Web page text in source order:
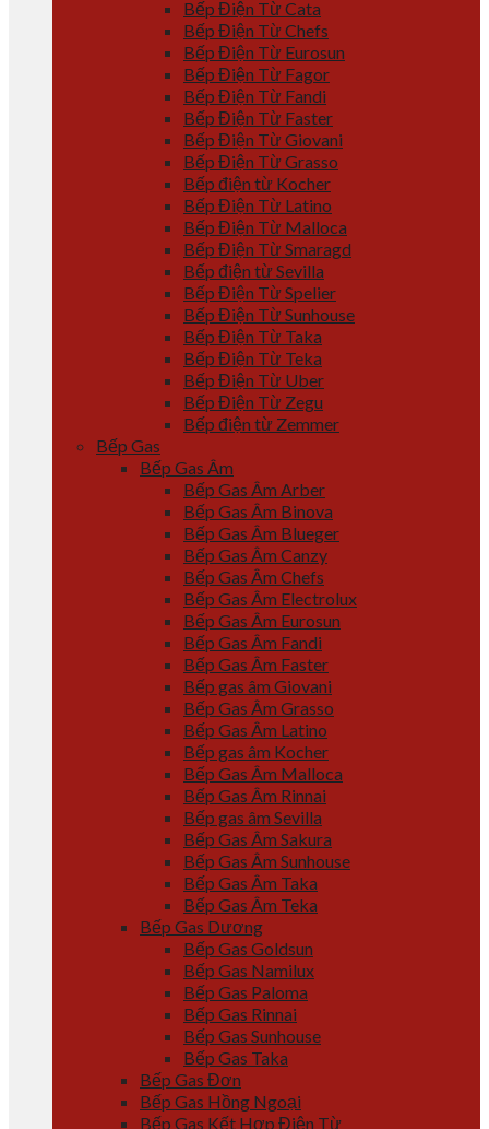
Bếp Điện Từ Cata
Bếp Điện Từ Chefs
Bếp Điện Từ Eurosun
Bếp Điện Từ Fagor
Bếp Điện Từ Fandi
Bếp Điện Từ Faster
Bếp Điện Từ Giovani
Bếp Điện Từ Grasso
Bếp điện từ Kocher
Bếp Điện Từ Latino
Bếp Điện Từ Malloca
Bếp Điện Từ Smaragd
Bếp điện từ Sevilla
Bếp Điện Từ Spelier
Bếp Điện Từ Sunhouse
Bếp Điện Từ Taka
Bếp Điện Từ Teka
Bếp Điện Từ Uber
Bếp Điện Từ Zegu
Bếp điện từ Zemmer
Bếp Gas
Bếp Gas Âm
Bếp Gas Âm Arber
Bếp Gas Âm Binova
Bếp Gas Âm Blueger
Bếp Gas Âm Canzy
Bếp Gas Âm Chefs
Bếp Gas Âm Electrolux
Bếp Gas Âm Eurosun
Bếp Gas Âm Fandi
Bếp Gas Âm Faster
Bếp gas âm Giovani
Bếp Gas Âm Grasso
Bếp Gas Âm Latino
Bếp gas âm Kocher
Bếp Gas Âm Malloca
Bếp Gas Âm Rinnai
Bếp gas âm Sevilla
Bếp Gas Âm Sakura
Bếp Gas Âm Sunhouse
Bếp Gas Âm Taka
Bếp Gas Âm Teka
Bếp Gas Dương
Bếp Gas Goldsun
Bếp Gas Namilux
Bếp Gas Paloma
Bếp Gas Rinnai
Bếp Gas Sunhouse
Bếp Gas Taka
Bếp Gas Đơn
Bếp Gas Hồng Ngoại
Bếp Gas Kết Hợp Điện Từ